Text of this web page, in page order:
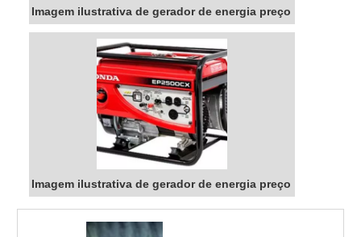
Imagem ilustrativa de gerador de energia preço
Imagem ilustrativa de gerador de energia preço